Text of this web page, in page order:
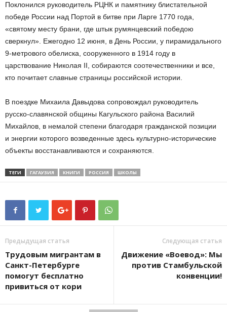
Поклонился руководитель РЦНК и памятнику блистательной
победе России над Портой в битве при Ларге 1770 года,
«святому месту брани, где штык румянцевский победою
сверкнул». Ежегодно 12 июня, в День России, у пирамидального
9-метрового обелиска, сооруженного в 1914 году в
царствование Николая II, собираются соотечественники и все,
кто почитает славные страницы российской истории.
В поездке Михаила Давыдова сопровождал руководитель
русско-славянской общины Кагульского района Василий
Михайлов, в немалой степени благодаря гражданской позиции
и энергии которого возведенные здесь культурно-исторические
объекты восстанавливаются и сохраняются.
ТЕГИ ГАГАУЗИЯ КНИГИ РОССИЯ ШКОЛЫ
Предыдущая статья
Трудовым мигрантам в
Санкт-Петербурге
помогут бесплатно
привиться от кори
Следующая статья
Движение «Воевод»: Мы
против Стамбульской
конвенции!